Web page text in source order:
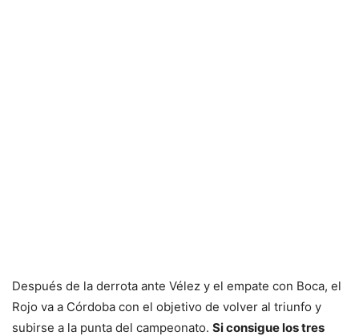
Después de la derrota ante Vélez y el empate con Boca, el
Rojo va a Córdoba con el objetivo de volver al triunfo y
subirse a la punta del campeonato. Si consigue los tres